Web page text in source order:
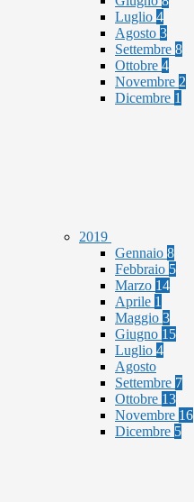
Luglio 4
Agosto 3
Settembre 8
Ottobre 4
Novembre 2
Dicembre 1
2019
Gennaio 8
Febbraio 5
Marzo 14
Aprile 1
Maggio 3
Giugno 15
Luglio 4
Agosto
Settembre 7
Ottobre 13
Novembre 16
Dicembre 5